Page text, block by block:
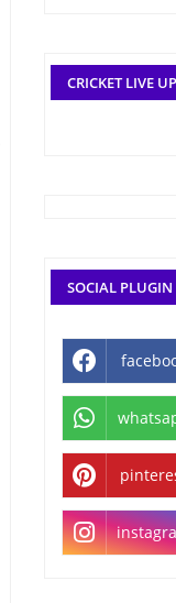
CRICKET LIVE
SOCIAL PLUGIN